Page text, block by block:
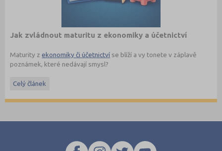
Jak zvládnout maturitu z ekonomiky a účetnictví
Maturity zekonomiky či účetnictví se blíží a vy tonete v záplavě
poznámek, které nedávají smysl?
pojmům a umí je vysvětlit v souvislostech. Nejde jen o naučení
trh, podnik, bankovnictví nebo daňová soustava.
Celý článek